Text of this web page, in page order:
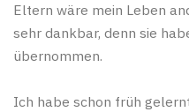
Eltern wäre mein Leben
sehr dankbar, denn sie
übernommen.
Ich habe schon früh